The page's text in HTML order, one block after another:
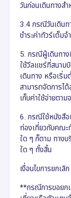
วันก่อนเดินทางส
3.4 กรณีวันเดินท
ชำระค่าทัวร์เต็มจ
5. กรณีผู้เดินทาง
ใช้วีลแชร์ที่สนาม
เดินทาง หรือเริ่
สามารถจัดการไ
เก็บค่าใช้จ่ายตา
6. กรณีใช้หนังสือ
ท่องเที่ยวกับคณะ
ใด ๆ ก็ตาม ทาง
ใด ๆ ทั้งสิ้น
เงื่อนไขการยกเลิก
**กรณีการขอยกเ